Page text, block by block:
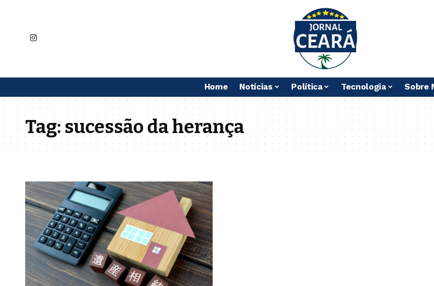
Home Notícias Política Tecnologia Sobre
Tag:sucessão da herança